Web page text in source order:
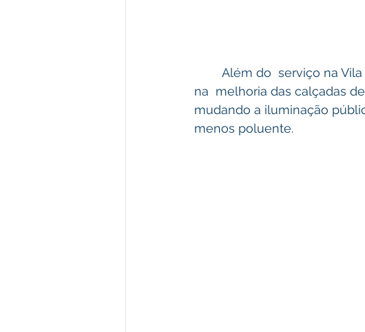
na  melhoria das calçadas
mudando a iluminação
menos poluente.